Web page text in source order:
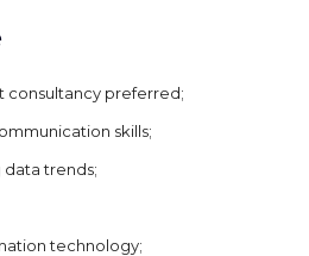
consultancy preferred;
skills;
trends;
technology;